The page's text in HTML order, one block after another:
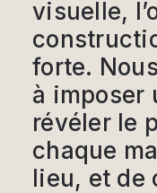
visuelle,
forte.
à imposer
révéler le
chaque
lieu, et de